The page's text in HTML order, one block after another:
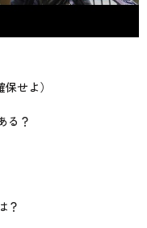
せよ）
る？
？